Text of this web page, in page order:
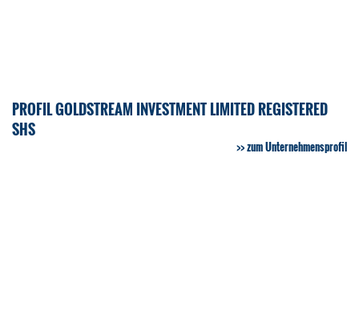
PROFIL GOLDSTREAM INVESTMENT LIMITED REGISTERED
SHS
zum Unternehmensprofil